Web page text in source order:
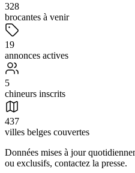
328
brocantes à venir
19
annonces actives
5
chineurs inscrits
437
villes belges couvertes
Données mises à jour
ou exclusifs, contactez la presse.